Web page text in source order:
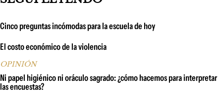
Cinco preguntas incómodas para la escuela de hoy
El costo económico de la violencia
OPINIÓN
Ni papel higiénico ni oráculo sagrado: ¿cómo hacemos para interpretar
las encuestas?